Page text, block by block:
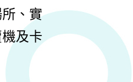
、實
及卡